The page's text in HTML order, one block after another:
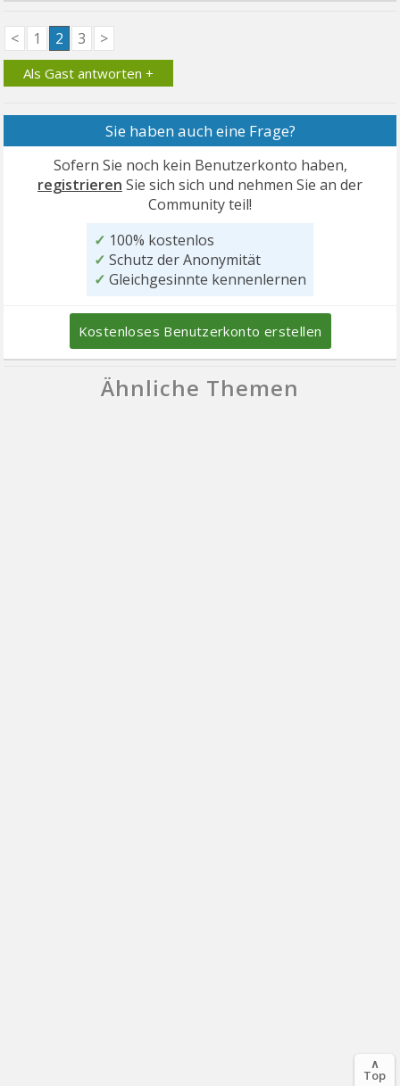
< 1 2 3 >
Als Gast antworten +
Sie haben auch eine Frage?
Sofern Sie noch kein Benutzerkonto haben,
registrieren Sie sich sich und nehmen Sie an der
Community teil!
✓ 100% kostenlos
✓ Schutz der Anonymität
✓ Gleichgesinnte kennenlernen
Kostenloses Benutzerkonto erstellen
Ähnliche Themen
∧
Top